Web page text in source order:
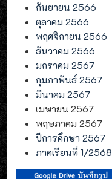
กันยายน 2566
ตุลาคม 2566
พฤศจิกายน 2566
ธันวาคม 2566
มกราคม 2567
กุมภาพันธ์ 2567
มีนาคม 2567
เมษายน 2567
พฤษภาคม 2567
ปีการศึกษา 2567
ภาคเรียนที่ 1/2568